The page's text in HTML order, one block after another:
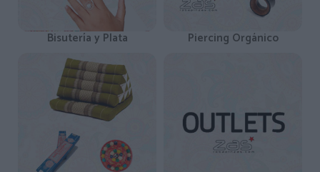
Bisutería y Plata Piercing Orgánico